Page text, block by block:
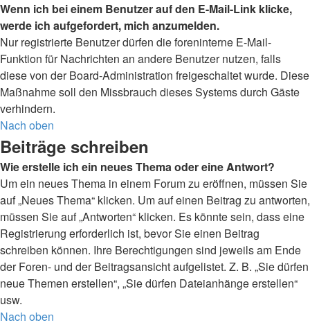
Wenn ich bei einem Benutzer auf den E-Mail-Link klicke,
werde ich aufgefordert, mich anzumelden.
Nur registrierte Benutzer dürfen die foreninterne E-Mail-
Funktion für Nachrichten an andere Benutzer nutzen, falls
diese von der Board-Administration freigeschaltet wurde. Diese
Maßnahme soll den Missbrauch dieses Systems durch Gäste
verhindern.
Nach oben
Beiträge schreiben
Wie erstelle ich ein neues Thema oder eine Antwort?
Um ein neues Thema in einem Forum zu eröffnen, müssen Sie
auf „Neues Thema“ klicken. Um auf einen Beitrag zu antworten,
müssen Sie auf „Antworten“ klicken. Es könnte sein, dass eine
Registrierung erforderlich ist, bevor Sie einen Beitrag
schreiben können. Ihre Berechtigungen sind jeweils am Ende
der Foren- und der Beitragsansicht aufgelistet. Z. B. „Sie dürfen
neue Themen erstellen“, „Sie dürfen Dateianhänge erstellen“
usw.
Nach oben